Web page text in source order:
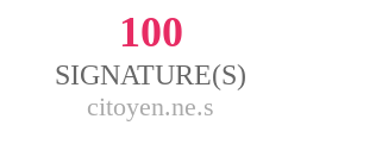
100
SIGNATURE(S)
citoyen.ne.s